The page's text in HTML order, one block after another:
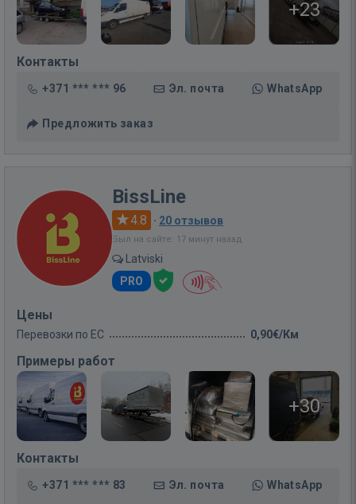
+23
Контакты
+371 *** *** 96 Эл. почта WhatsApp
Предложить заказ
BissLine
4.8 · 20 отзывов
Был на сайте: 17 минут назад
Latviski
PRO
Цены
Перевозки по ЕС 0,90€/Км
Примеры работ
+30
Контакты
+371 *** *** 83 Эл. почта WhatsApp